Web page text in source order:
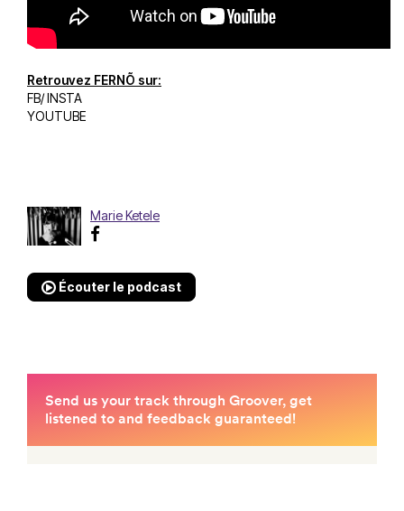
Retrouvez FERNÕ sur:
FB/INSTA
YOUTUBE
Marie Ketele
Écouter le podcast